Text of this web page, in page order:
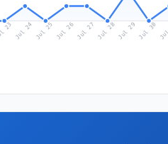
23 Jul 24 Jul 25 Jul 26Jul 27 Jul 28Jul 29 Jul 30